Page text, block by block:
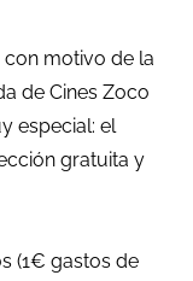
motivo de la
de Cines Zoco
especial: el
gratuita y
(1€ gastos de